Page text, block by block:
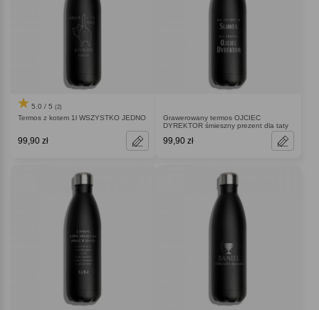
5.0 / 5 (2)
Termos z kotem 1l WSZYSTKO JEDNO
99,90 zł
Grawerowany termos OJCIEC
DYREKTOR śmieszny prezent dla taty
99,90 zł